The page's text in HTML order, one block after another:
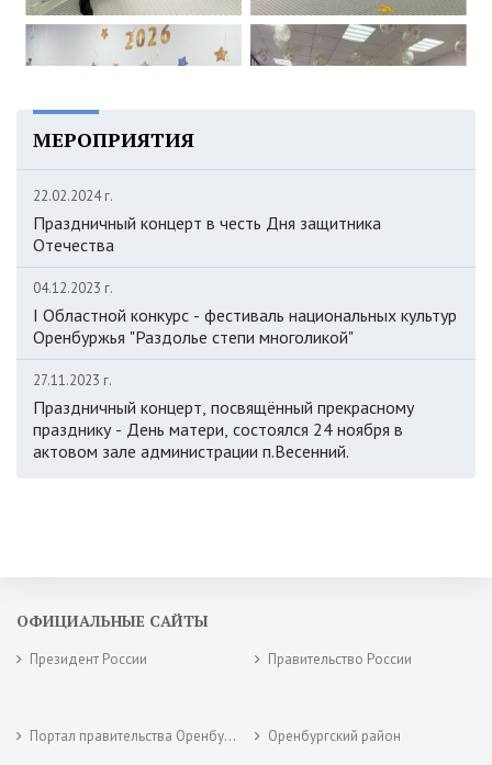
МЕРОПРИЯТИЯ
22.02.2024 г.
Праздничный концерт в честь Дня защитника
Отечества
04.12.2023 г.
I Областной конкурс - фестиваль национальных культур
Оренбуржья "Раздолье степи многоликой"
27.11.2023 г.
Праздничный концерт, посвящённый прекрасному
празднику - День матери, состоялся 24 ноября в
актовом зале администрации п.Весенний.
ОФИЦИАЛЬНЫЕ САЙТЫ
Президент России Правительство России
Портал правительства Оренбургской области Оренбургский район